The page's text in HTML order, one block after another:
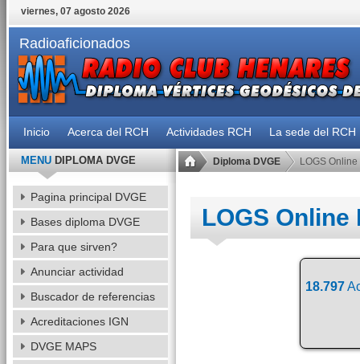
viernes, 07 agosto 2026
Radioaficionados
Inicio Acerca del RCH Actividades RCH La sede del RCH
Diploma DVGE LOGS Online
LOGS Online
18.797
MENUDIPLOMA DVGE
Pagina principal DVGE
Bases diploma DVGE
Para que sirven?
Anunciar actividad
Buscador de referencias
Acreditaciones IGN
DVGE MAPS